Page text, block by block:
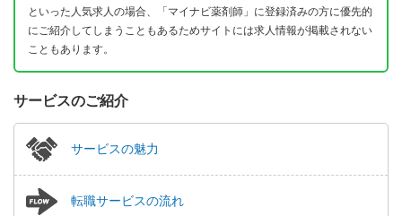
といった人気求人の場合、「マイナビ薬剤師」に登録済みの方に優先的
にご紹介してしまうこともあるためサイトには求人情報が掲載されない
こともあります。
サービスのご紹介
サービスの魅力
転職サービスの流れ